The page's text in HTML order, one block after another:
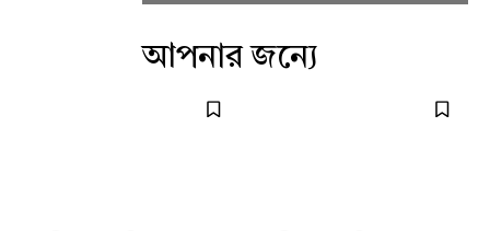
আপনার জন্যে